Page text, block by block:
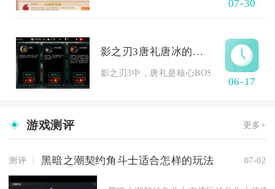
07-30
影之刃3唐礼唐冰的人物定位是什么
影之刃3中，唐礼是核心BOSS级反派与顶
06-17
游戏测评 更多+
测评 黑暗之潮契约角斗士适合怎样的玩法 07-02